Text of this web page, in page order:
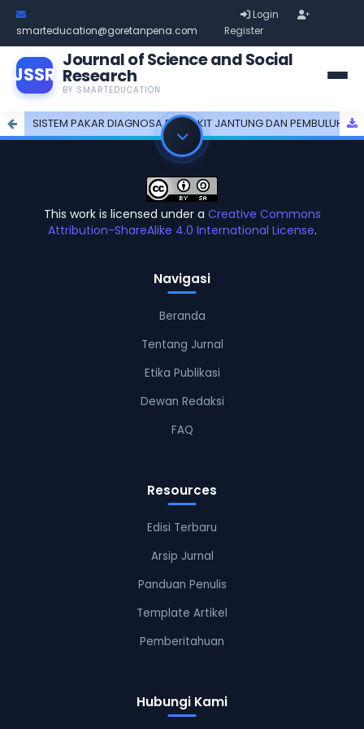
smarteducation@goretanpena.com
Login
Register
JSSR
Journal of Science and Social
Research
BY SMARTEDUCATION
SISTEM PAKAR DIAGNOSA PENYAKIT JANTUNG DAN PEMBULUH DARAH MENGGUNAKAN METODE FORWARD CHAINING
This work is licensed under a Creative Commons
Attribution-ShareAlike 4.0 International License.
Navigasi
Beranda
Tentang Jurnal
Etika Publikasi
Dewan Redaksi
FAQ
Resources
Edisi Terbaru
Arsip Jurnal
Panduan Penulis
Template Artikel
Pemberitahuan
Hubungi Kami